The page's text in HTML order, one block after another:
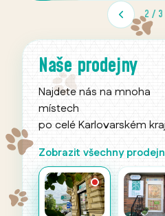
2 / 3
Naše prodejny
Najdete nás na mnoha
místech
po celé Karlovarském
Zobrazit všechny